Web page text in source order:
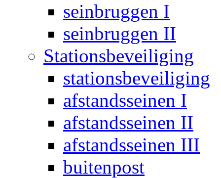
seinbruggen I
seinbruggen II
Stationsbeveiliging
stationsbeveiliging
afstandsseinen I
afstandsseinen II
afstandsseinen III
buitenpost